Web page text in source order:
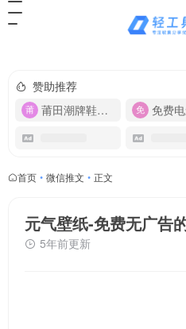
赞助推荐
莆田潮牌鞋服-货源
首页 • 微信推文 • 正文
元气壁纸-免费无广告
5年前更新